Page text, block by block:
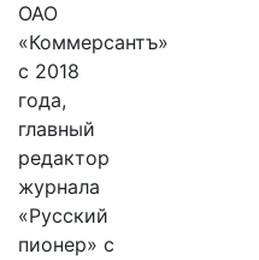
ОАО
«Коммерсантъ»
с 2018
года,
главный
редактор
журнала
«Русский
пионер» с